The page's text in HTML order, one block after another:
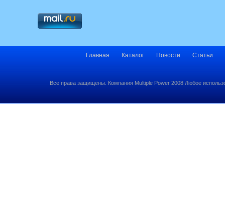
Главная Каталог Новости Статьи
Все права защищены. Компания Multiple Power 2008 Любое